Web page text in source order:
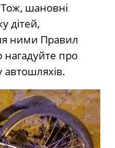
Тож, шановні
дітей,
ними Правил
нагадуйте про
автошляхів.